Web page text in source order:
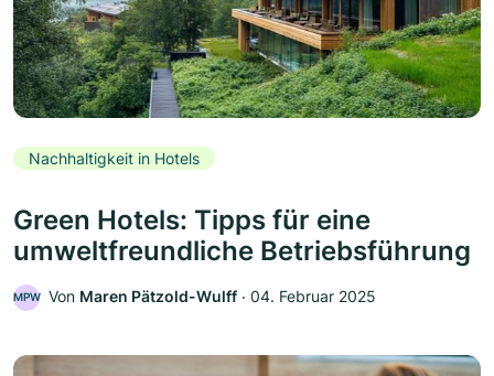
Nachhaltigkeit in Hotels
Green Hotels: Tipps für eine
umweltfreundliche Betriebsführung
MPW Von Maren Pätzold-Wulff ‧ 04. Februar 2025